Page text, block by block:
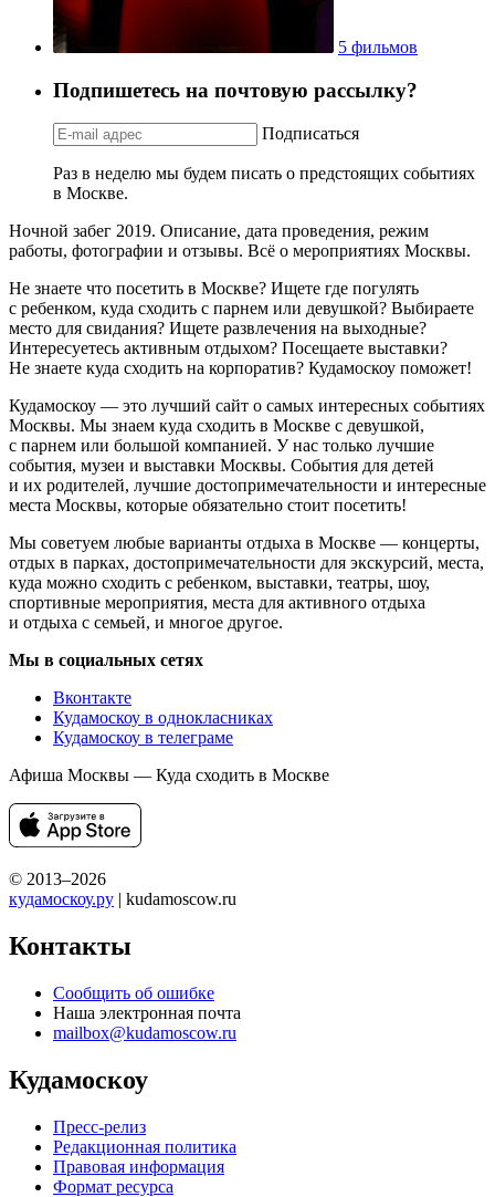
5 фильмов
Подпишетесь на почтовую рассылку?
Подписаться
Раз в неделю мы будем писать о предстоящих событиях
в Москве.
Ночной забег 2019. Описание, дата проведения, режим
работы, фотографии и отзывы. Всё о мероприятиях Москвы.
Не знаете что посетить в Москве? Ищете где погулять
с ребенком, куда сходить с парнем или девушкой? Выбираете
место для свидания? Ищете развлечения на выходные?
Интересуетесь активным отдыхом? Посещаете выставки?
Не знаете куда сходить на корпоратив? Кудамоскоу поможет!
Кудамоскоу — это лучший сайт о самых интересных событиях
Москвы. Мы знаем куда сходить в Москве с девушкой,
с парнем или большой компанией. У нас только лучшие
события, музеи и выставки Москвы. События для детей
и их родителей, лучшие достопримечательности и интересные
места Москвы, которые обязательно стоит посетить!
Мы советуем любые варианты отдыха в Москве — концерты,
отдых в парках, достопримечательности для экскурсий, места,
куда можно сходить с ребенком, выставки, театры, шоу,
спортивные мероприятия, места для активного отдыха
и отдыха с семьей, и многое другое.
Мы в социальных сетях
Вконтакте
Кудамоскоу в однокласниках
Кудамоскоу в телеграме
Афиша Москвы — Куда сходить в Москве
© 2013–2026
кудамоскоу.ру | kudamoscow.ru
Контакты
Сообщить об ошибке
Наша электронная почта
mailbox@kudamoscow.ru
Кудамоскоу
Пресс-релиз
Редакционная политика
Правовая информация
Формат ресурса